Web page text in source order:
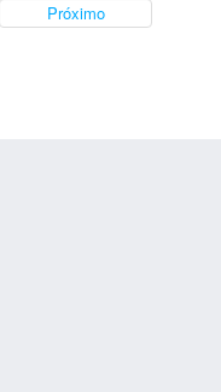
Próximo